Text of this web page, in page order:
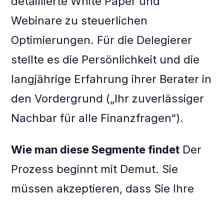
Webinare zu steuerlichen
Optimierungen. Für die Delegierer
stellte es die Persönlichkeit und die
langjährige Erfahrung ihrer Berater in
den Vordergrund („Ihr zuverlässiger
Nachbar für alle Finanzfragen“).
Wie man diese Segmente findet Der
Prozess beginnt mit Demut. Sie
müssen akzeptieren, dass Sie Ihre